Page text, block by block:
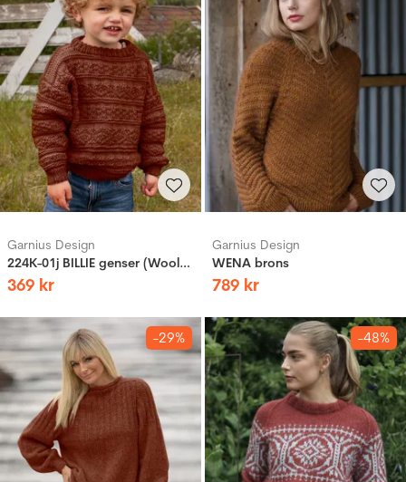
Garnius Design
224K-01j BILLIE genser (Woolevo)
369 kr
Garnius Design
WENA brons
789 kr
-29% -48%